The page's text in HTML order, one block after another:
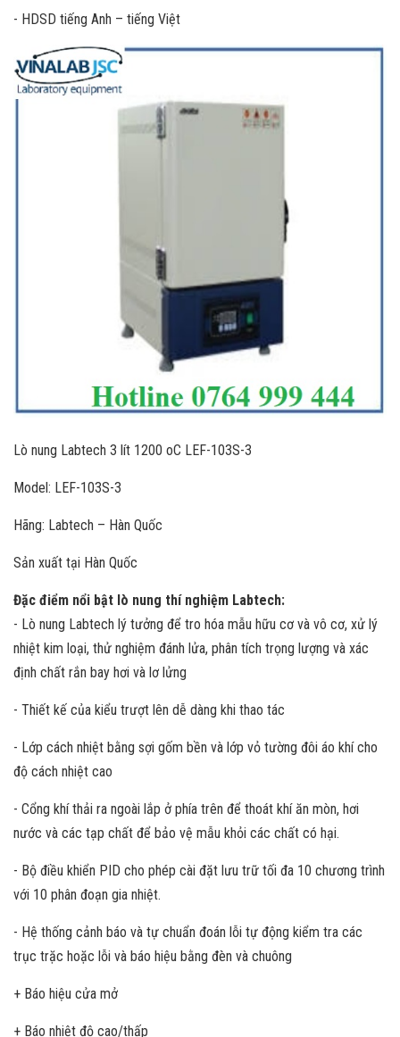
- HDSD tiếng Anh – tiếng Việt
Lò nung Labtech 3 lít 1200 oC LEF-103S-3
Model: LEF-103S-3
Hãng: Labtech – Hàn Quốc
Sản xuất tại Hàn Quốc
Đặc điểm nổi bật lò nung thí nghiệm Labtech:
- Lò nung Labtech lý tưởng để tro hóa mẫu hữu cơ và vô cơ, xử lý
nhiệt kim loại, thử nghiệm đánh lửa, phân tích trọng lượng và xác
định chất rắn bay hơi và lơ lửng
- Thiết kế của kiểu trượt lên dễ dàng khi thao tác
- Lớp cách nhiệt bằng sợi gốm bền và lớp vỏ tường đôi áo khí cho
độ cách nhiệt cao
- Cổng khí thải ra ngoài lắp ở phía trên để thoát khí ăn mòn, hơi
nước và các tạp chất để bảo vệ mẫu khỏi các chất có hại.
- Bộ điều khiển PID cho phép cài đặt lưu trữ tối đa 10 chương trình
với 10 phân đoạn gia nhiệt.
- Hệ thống cảnh báo và tự chuẩn đoán lỗi tự động kiểm tra các
trục trặc hoặc lỗi và báo hiệu bằng đèn và chuông
+ Báo hiệu cửa mở
+ Báo nhiệt độ cao/thấp